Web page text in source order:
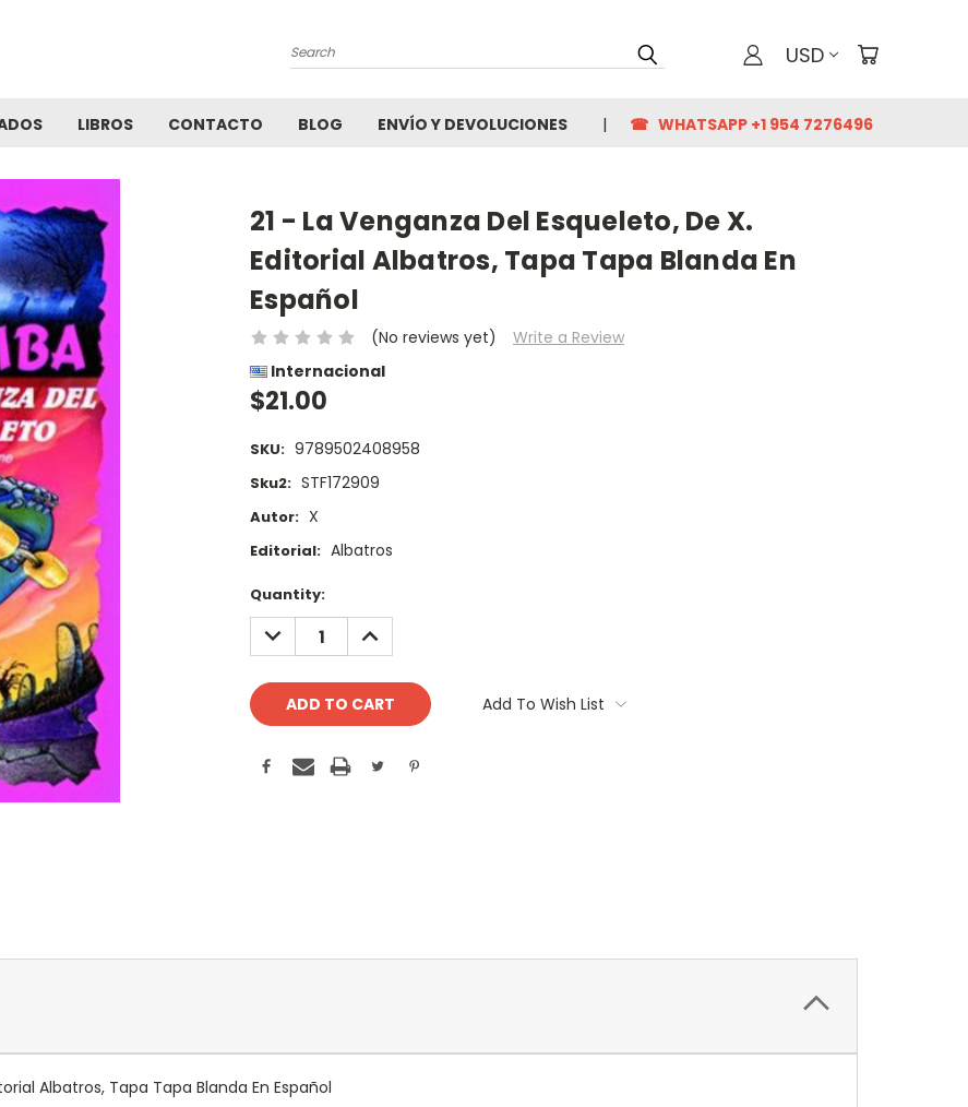
Search USD
LIBROS CONTACTO BLOG ENVÍO Y DEVOLUCIONES ☎ WHATSAPP +1 954 7276496
21 - La Venganza Del Esqueleto, De X.
Editorial Albatros, Tapa Tapa Blanda En
Español
(No reviews yet)
Write a Review
Internacional
$21.00
SKU: 9789502408958
Sku2: STF172909
Autor: X
Editorial: Albatros
Current
Stock:
Quantity:
DECREASE
QUANTITY:
INCREASE
QUANTITY:
Add To Wish List
Albatros, Tapa Tapa Blanda En Español